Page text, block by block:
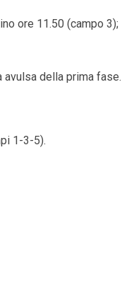
ore 11.50 (campo 3);
della prima fase.
1-3-5).